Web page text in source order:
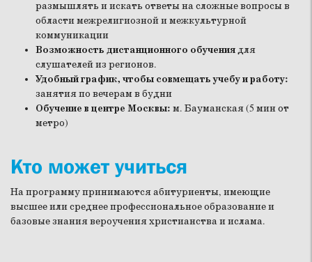
размышлять и искать ответы на сложные вопросы в
области межрелигиозной и межкультурной
коммуникации
Возможность дистанционного обучениядля
слушателей из регионов.
Удобный график, чтобы совмещать учебу и работу:
занятия по вечерам в будни
Обучение в центре Москвы: м. Бауманская (5 мин от
метро)
Кто может учиться
На программу принимаются абитуриенты, имеющие
высшее или среднее профессиональное образование и
базовые знания вероучения христианства и ислама.